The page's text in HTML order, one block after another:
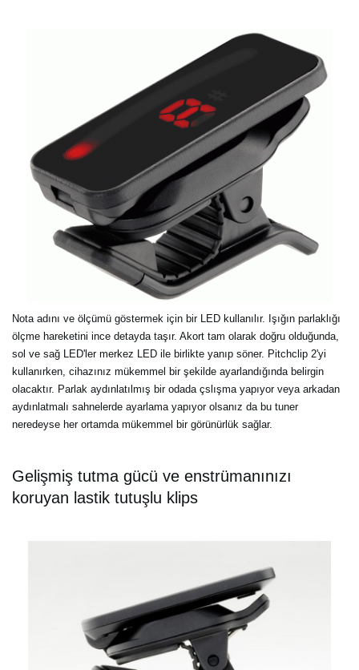
Nota adını ve ölçümü göstermek için bir LED kullanılır. Işığın parlaklığı
ölçme hareketini ince detayda taşır. Akort tam olarak doğru olduğunda,
sol ve sağ LED'ler merkez LED ile birlikte yanıp söner. Pitchclip 2'yi
kullanırken, cihazınız mükemmel bir şekilde ayarlandığında belirgin
olacaktır. Parlak aydınlatılmış bir odada çslışma yapıyor veya arkadan
aydınlatmalı sahnelerde ayarlama yapıyor olsanız da bu tuner
neredeyse her ortamda mükemmel bir görünürlük sağlar.
Gelişmiş tutma gücü ve enstrümanınızı
koruyan lastik tutuşlu klips